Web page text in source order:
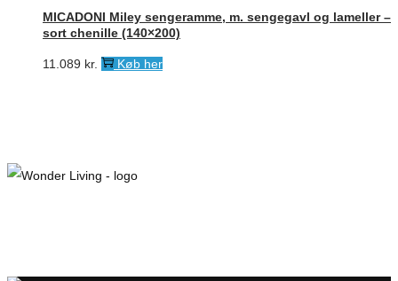
MICADONI Miley sengeramme, m. sengegavl og lameller –
sort chenille (140×200)
11.089 kr. Køb her